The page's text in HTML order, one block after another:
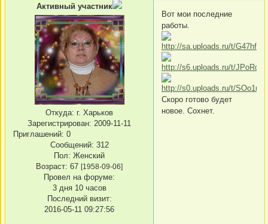
Активный участник
Откуда: г. Харьков
Зарегистрирован: 2009-11-11
Приглашений: 0
Сообщений: 312
Пол: Женский
Возраст: 67 [1958-09-06]
Провел на форуме:
3 дня 10 часов
Последний визит:
2016-05-11 09:27:56
Вот мои последние
работы.
Скоро готово будет
новое. Сохнет.